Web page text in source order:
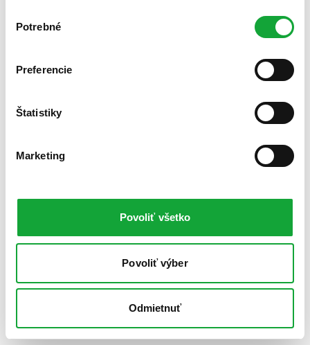
súhlasu
Potrebné
Preferencie
Štatistiky
Marketing
Povoliť všetko
Povoliť výber
Odmietnuť